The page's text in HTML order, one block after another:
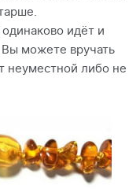
идёт и
Вы можете вручать
неуместной либо не